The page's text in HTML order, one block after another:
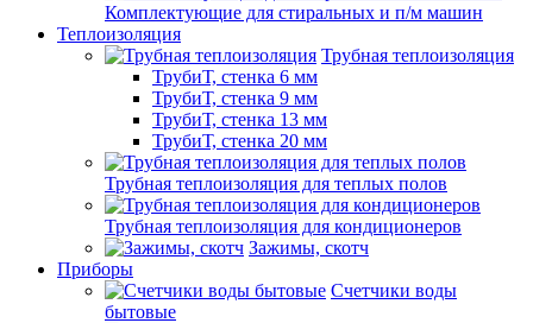
Комплектующие для стиральных и п/м машин
Теплоизоляция
Трубная теплоизоляция
ТрубиТ, стенка 6 мм
ТрубиТ, стенка 9 мм
ТрубиТ, стенка 13 мм
ТрубиТ, стенка 20 мм
Трубная теплоизоляция для теплых полов
Трубная теплоизоляция для кондиционеров
Зажимы, скотч
Приборы
Счетчики воды
бытовые